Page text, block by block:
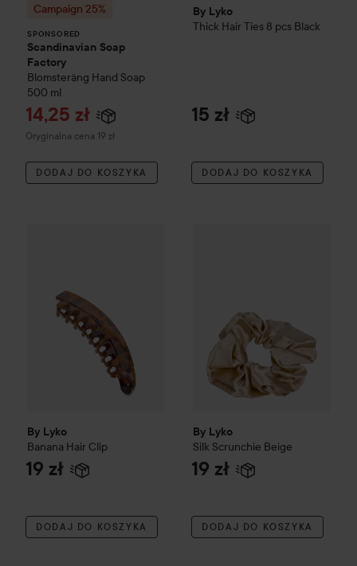
Campaign 25%
SPONSORED
Scandinavian Soap
Factory
Blomsteräng Hand Soap
500 ml
Cena promocyjna
14,25 zł
Oryginalna cena 19 zł
Cena regularna 19 zł
DODAJ DO KOSZYKA
By Lyko
Thick Hair Ties 8 pcs Black
15 zł
DODAJ DO KOSZYKA
By Lyko
Banana Hair Clip
19 zł
DODAJ DO KOSZYKA
By Lyko
Silk Scrunchie Beige
19 zł
DODAJ DO KOSZYKA